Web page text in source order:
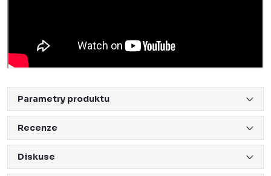
Parametry produktu
Recenze
Diskuse